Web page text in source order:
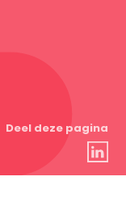
Deel deze pagina